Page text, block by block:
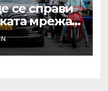
се справи
мрежа
до